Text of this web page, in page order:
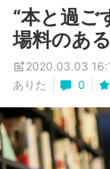
“本と過
場料のあ
2020.03.03
ありた
0